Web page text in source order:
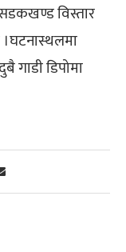
विस्तार
।घटनास्थलमा
गाडी डिपोमा